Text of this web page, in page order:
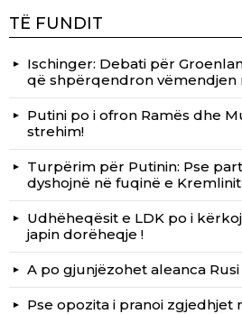
TË FUNDIT
Ischinger: Debati për
që shpërqendron vëmendjen
Putini po i ofron Ramës dhe
strehim!
Turpërim për Putinin: Pse
dyshojnë në fuqinë e Kremlinit
Udhëheqësit e LDK po i
japin dorëheqje !
A po gjunjëzohet aleanca Rusi
Pse opozita i pranoi zgjedhjet